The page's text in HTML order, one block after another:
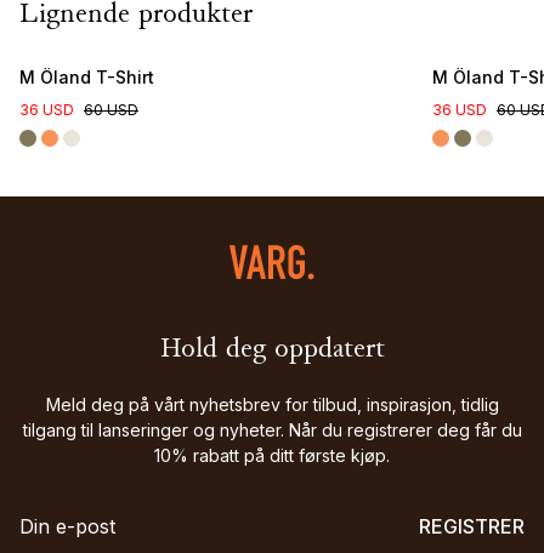
Lignende produkter
M Öland T-Shirt
36 USD 60 USD
M Öland T-
36 USD 60
Hold deg oppdatert
Meld deg på vårt nyhetsbrev for tilbud, inspirasjon, tidlig
tilgang til lanseringer og nyheter. Når du registrerer deg får du
10% rabatt på ditt første kjøp.
REGISTRER